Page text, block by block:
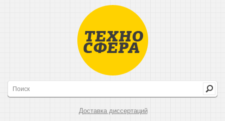
Доставка диссертаций